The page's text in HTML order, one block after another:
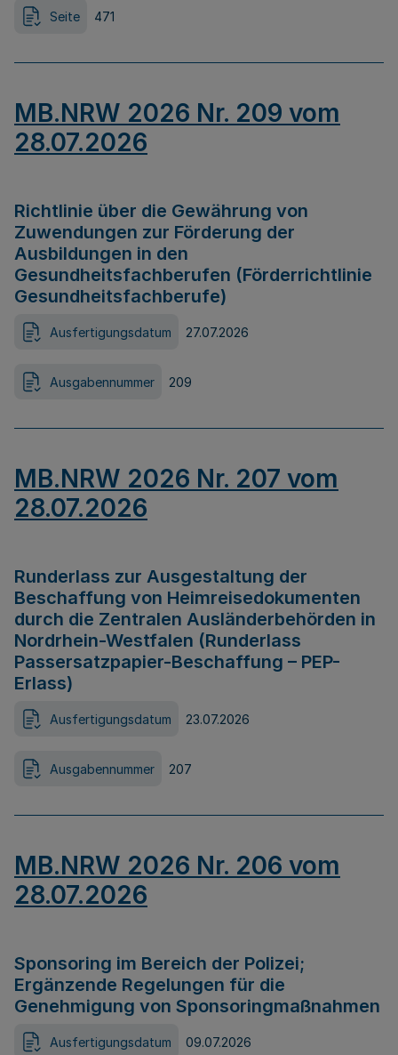
Seite 471
MB.NRW 2026 Nr. 209 vom
28.07.2026
Richtlinie über die Gewährung von
Zuwendungen zur Förderung der
Ausbildungen in den
Gesundheitsfachberufen (Förderrichtlinie
Gesundheitsfachberufe)
Ausfertigungsdatum 27.07.2026
Ausgabennummer 209
MB.NRW 2026 Nr. 207 vom
28.07.2026
Runderlass zur Ausgestaltung der
Beschaffung von Heimreisedokumenten
durch die Zentralen Ausländerbehörden in
Nordrhein-Westfalen (Runderlass
Passersatzpapier-Beschaffung – PEP-
Erlass)
Ausfertigungsdatum 23.07.2026
Ausgabennummer 207
MB.NRW 2026 Nr. 206 vom
28.07.2026
Sponsoring im Bereich der Polizei;
Ergänzende Regelungen für die
Genehmigung von Sponsoringmaßnahmen
Ausfertigungsdatum 09.07.2026